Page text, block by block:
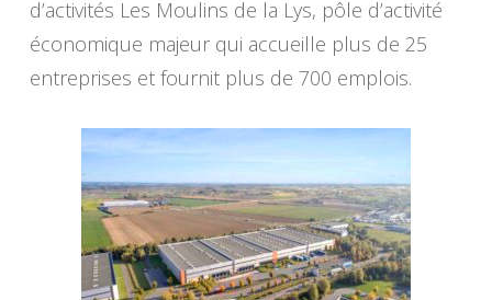
d’activités Les Moulins de la Lys, pôle d’activité
économique majeur qui accueille plus de 25
entreprises et fournit plus de 700 emplois.